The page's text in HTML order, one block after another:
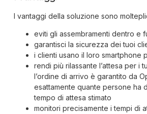
I vantaggi della soluzione sono
eviti gli assembramenti dentro e
garantisci la sicurezza dei tuoi
i clienti usano il loro smartphone
rendi più rilassante l’attesa per i
l’ordine di arrivo è garantito da
esattamente quante persone ha
tempo di attesa stimato
monitori precisamente i tempi di